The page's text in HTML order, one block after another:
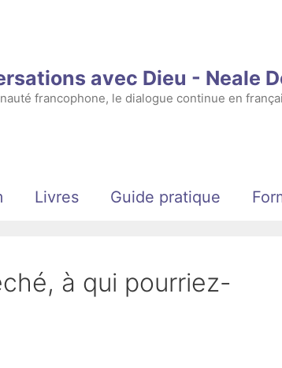
avec Dieu - Neale
francophone, le dialogue continue en
Livres Guide pratique
à qui pourriez-